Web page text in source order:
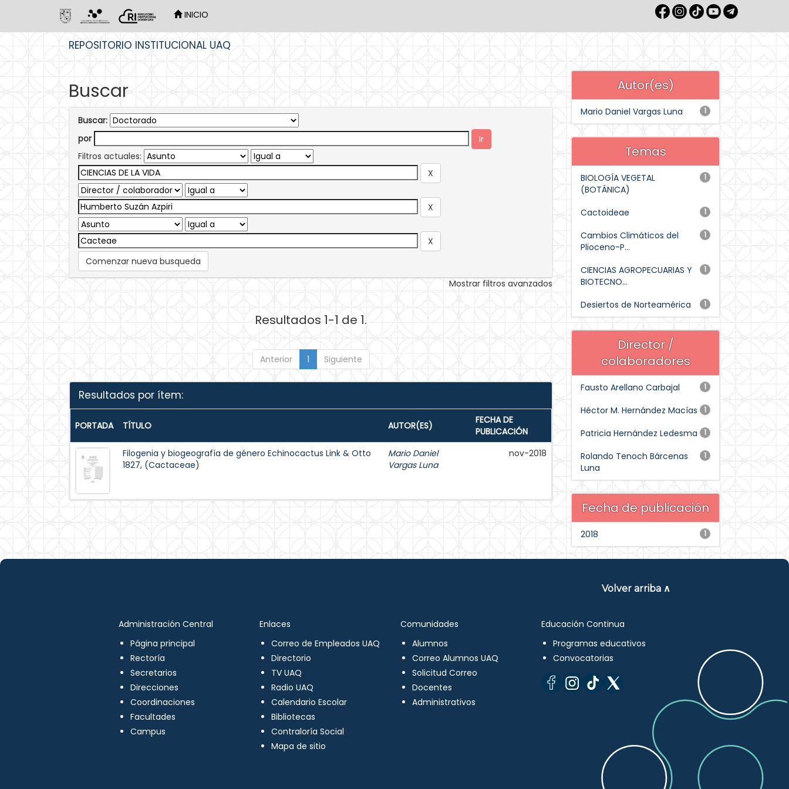
INICIO
REPOSITORIO INSTITUCIONAL UAQ
Buscar
Buscar:
por
Filtros actuales:
Comenzar nueva busqueda
Mostrar filtros avanzados
Resultados 1-1 de 1.
Anterior 1 Siguiente
Resultados por ítem:
PORTADA TÍTULO AUTOR(ES)
FECHA DE
PUBLICACIÓN
Filogenia y biogeografía de género Echinocactus Link & Otto
1827, (Cactaceae)
Mario Daniel
Vargas Luna
nov-2018
Autor(es)
1
Mario Daniel Vargas Luna
Temas
1
BIOLOGÍA VEGETAL
(BOTÁNICA)
1
Cactoideae
1
Cambios Climáticos del
Plioceno-P...
1
CIENCIAS AGROPECUARIAS Y
BIOTECNO...
1
Desiertos de Norteamérica
Director /
colaboradores
1
Fausto Arellano Carbajal
1
Héctor M. Hernández Macías
1
Patricia Hernández Ledesma
1
Rolando Tenoch Bárcenas
Luna
Fecha de publicación
1
2018
Volver arriba ∧
Administración Central
Página principal
Rectoría
Secretarios
Direcciones
Coordinaciones
Facultades
Campus
Enlaces
Correo de Empleados UAQ
Directorio
TV UAQ
Radio UAQ
Calendario Escolar
Bibliotecas
Contraloría Social
Mapa de sitio
Comunidades
Alumnos
Correo Alumnos UAQ
Solicitud Correo
Docentes
Administrativos
Educación Continua
Programas educativos
Convocatorias